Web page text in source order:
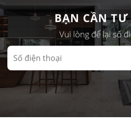
BẠN CẦN TƯ
Vui lòng để lại số